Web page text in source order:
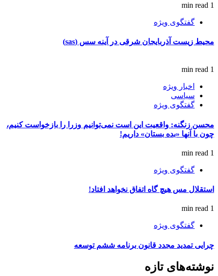
1 min read
گفتگوی ویژه
محیط زیست آذربایجان شرقی در آینه سس (sas)
1 min read
اخبار ویژه
سیاسی
گفتگوی ویژه
محسن زنگنه: واقعیت این است نمی‌توانیم وزرا را بازخواست کنیم،
چون با آنها «بده بستان» داریم!
1 min read
گفتگوی ویژه
استقلال مس هیچ گاه اتفاق نخواهد افتاد!
1 min read
گفتگوی ویژه
چرایی تمدید مجدد قانون برنامه ششم توسعه
نوشته‌های تازه